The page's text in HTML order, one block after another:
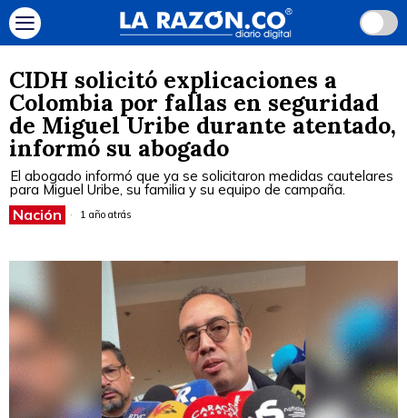
CIDH solicitó explicaciones a
Colombia por fallas en seguridad
de Miguel Uribe durante atentado,
informó su abogado
El abogado informó que ya se solicitaron medidas cautelares
para Miguel Uribe, su familia y su equipo de campaña.
Nación 1 año atrás